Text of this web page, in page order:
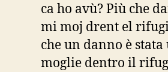
ca ho avù? Più che
mi moj drent el
che un danno è
moglie dentro il